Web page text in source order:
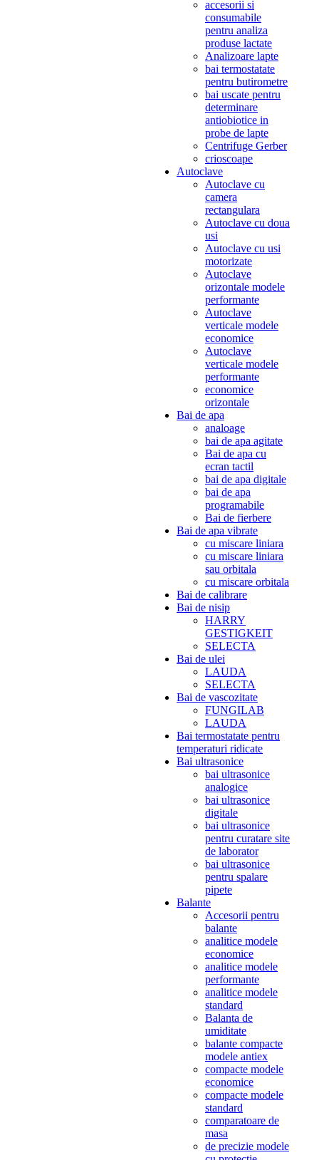
accesorii si
consumabile
pentru analiza
produse lactate
Analizoare lapte
bai termostatate
pentru butirometre
bai uscate pentru
determinare
antiobiotice in
probe de lapte
Centrifuge Gerber
crioscoape
Autoclave
Autoclave cu
camera
rectangulara
Autoclave cu doua
usi
Autoclave cu usi
motorizate
Autoclave
orizontale modele
performante
Autoclave
verticale modele
economice
Autoclave
verticale modele
performante
economice
orizontale
Bai de apa
analoage
bai de apa agitate
Bai de apa cu
ecran tactil
bai de apa digitale
bai de apa
programabile
Bai de fierbere
Bai de apa vibrate
cu miscare liniara
cu miscare liniara
sau orbitala
cu miscare orbitala
Bai de calibrare
Bai de nisip
HARRY
GESTIGKEIT
SELECTA
Bai de ulei
LAUDA
SELECTA
Bai de vascozitate
FUNGILAB
LAUDA
Bai termostatate pentru
temperaturi ridicate
Bai ultrasonice
bai ultrasonice
analogice
bai ultrasonice
digitale
bai ultrasonice
pentru curatare site
de laborator
bai ultrasonice
pentru spalare
pipete
Balante
Accesorii pentru
balante
analitice modele
economice
analitice modele
performante
analitice modele
standard
Balanta de
umiditate
balante compacte
modele antiex
compacte modele
economice
compacte modele
standard
comparatoare de
masa
de precizie modele